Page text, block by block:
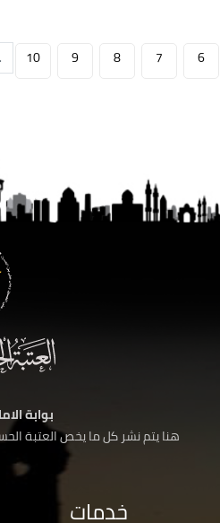
6
7
8
9
10
بوابة
هنا يتم نشر كل ما يخص العتبة
خدمات